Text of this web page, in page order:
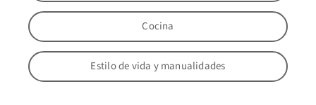
Cocina
Estilo de vida y manualidades